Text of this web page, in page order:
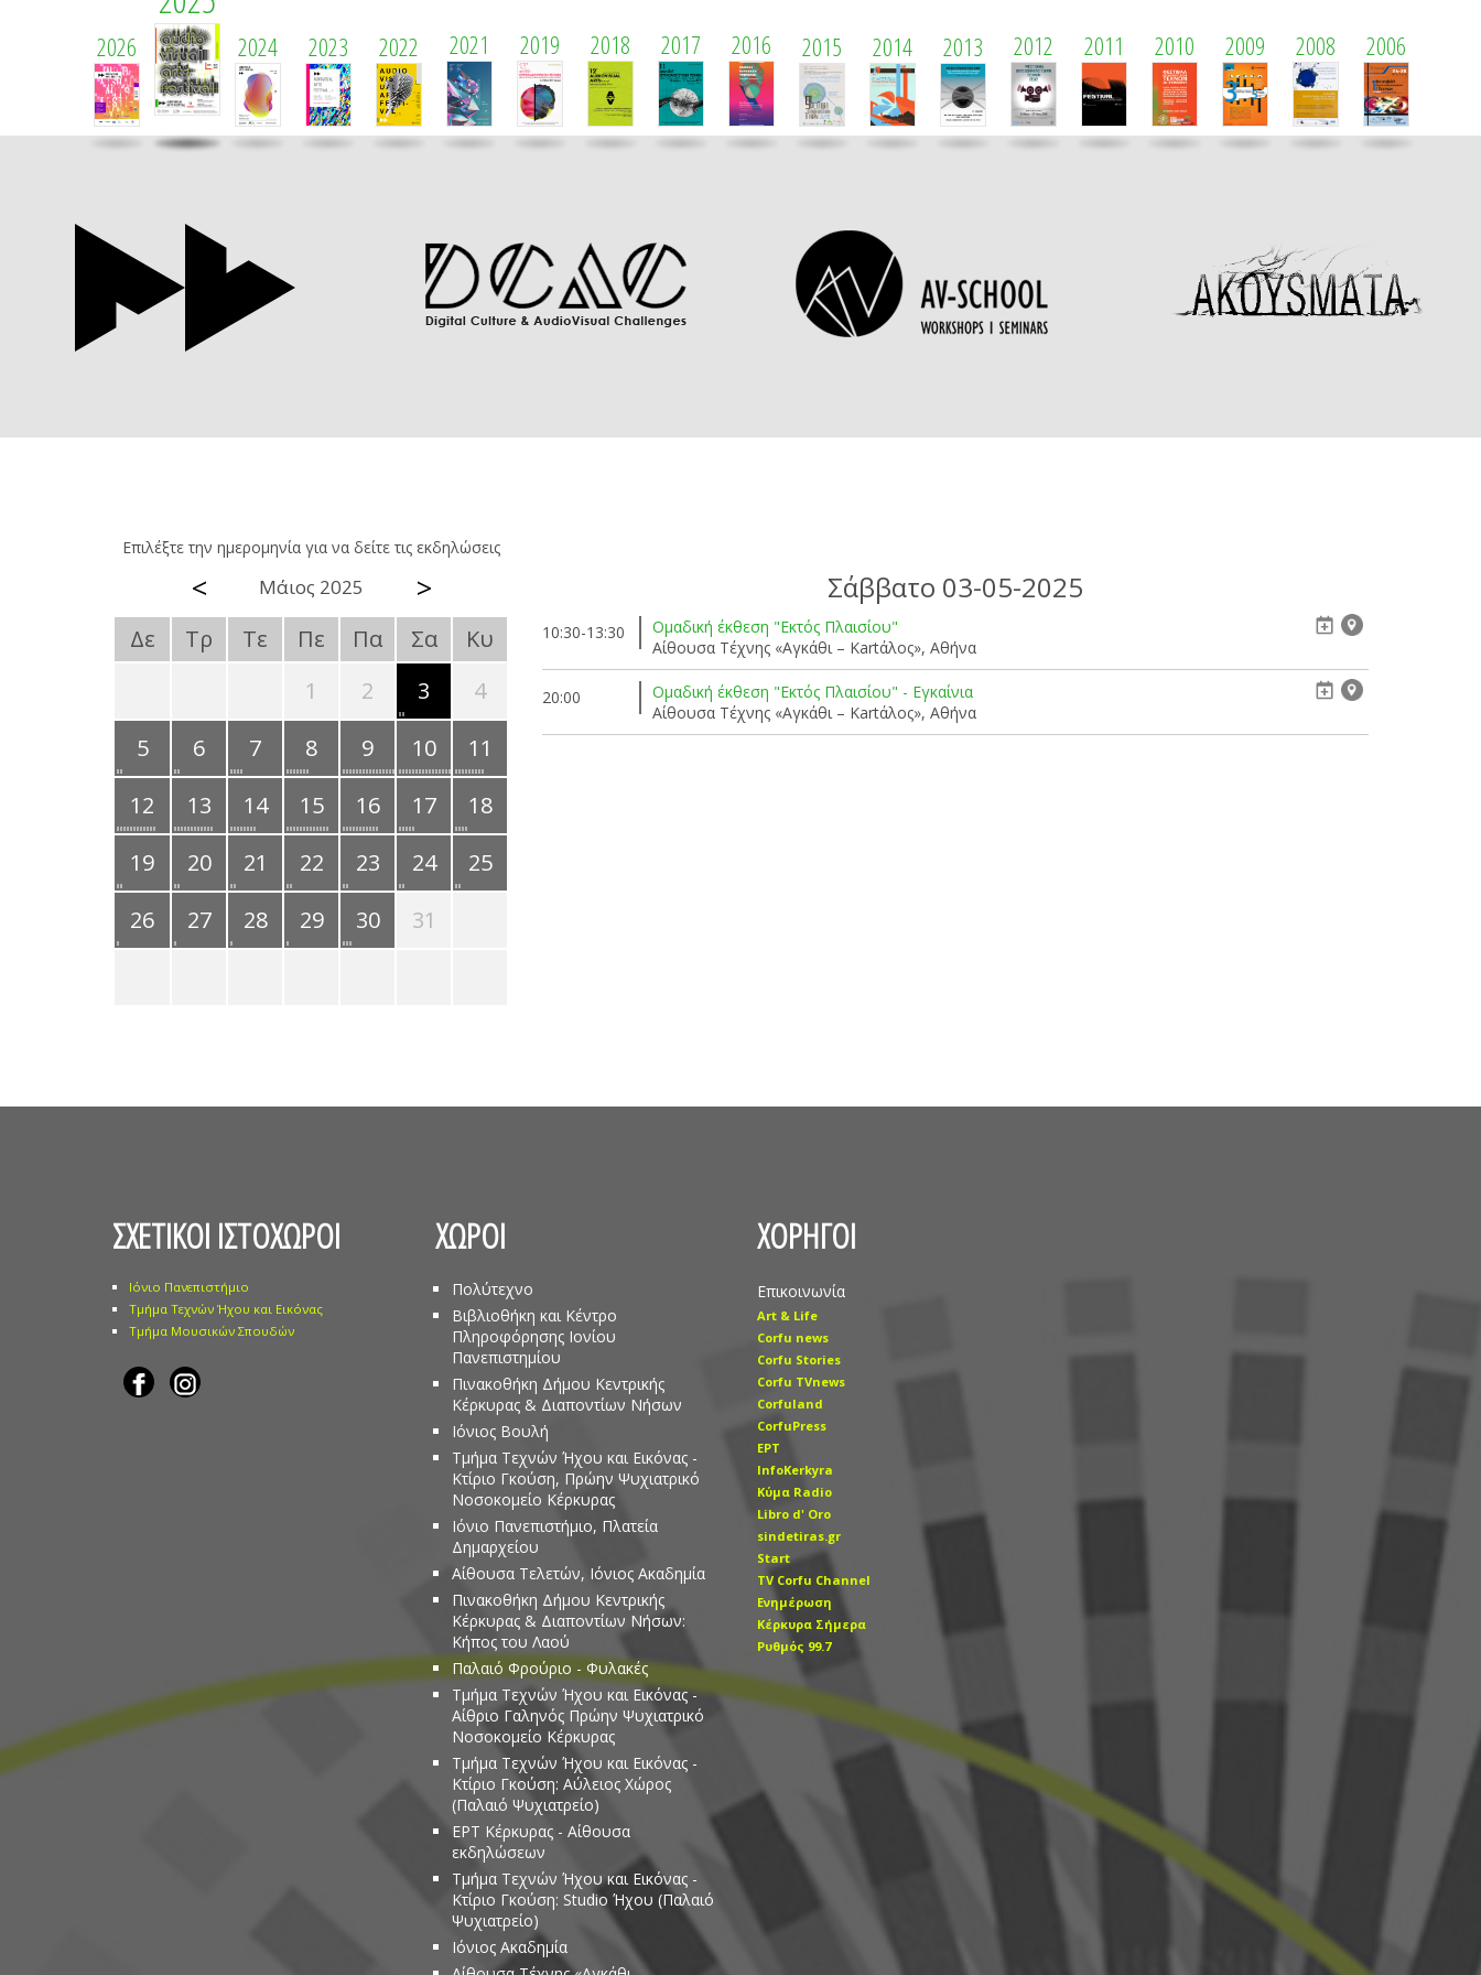
2026 2024 2023 2022 2021 2019 2018 2017 2016 2015 2014 2013 2012 2011 2010 2009 2008 2006
Επιλέξτε την ημερομηνία για να δείτε τις εκδηλώσεις
< Μάιος 2025 >
Δε Τρ Τε Πε Πα Σα
Κυ
1
2 3
4
5
6 7 8 9 10
11
12
13 14 15 16 17
18
19
20 21 22 23 24
25
26
27 28 29 30 31
Σάββατο 03-05-2025
10:30-13:30
Ομαδική έκθεση "Εκτός Πλαισίου"
Αίθουσα Τέχνης «Αγκάθι – Kartάλος», Αθήνα
20:00
Ομαδική έκθεση "Εκτός Πλαισίου" - Εγκαίνια
Αίθουσα Τέχνης «Αγκάθι – Kartάλος», Αθήνα
ΣΧΕΤΙΚΟΙ ΙΣΤΟΧΩΡΟΙ
Ιόνιο Πανεπιστήμιο
Τμήμα Τεχνών Ήχου και Εικόνας
Τμήμα Μουσικών Σπουδών
ΧΩΡΟΙ
Πολύτεχνο
Βιβλιοθήκη και Κέντρο
Πληροφόρησης Ιονίου
Πανεπιστημίου
Πινακοθήκη Δήμου Κεντρικής
Κέρκυρας & Διαποντίων Νήσων
Ιόνιος Βουλή
Τμήμα Τεχνών Ήχου και Εικόνας -
Κτίριο Γκούση, Πρώην Ψυχιατρικό
Νοσοκομείο Κέρκυρας
Ιόνιο Πανεπιστήμιο, Πλατεία
Δημαρχείου
Αίθουσα Τελετών, Ιόνιος Ακαδημία
Πινακοθήκη Δήμου Κεντρικής
Κέρκυρας & Διαποντίων Νήσων:
Κήπος του Λαού
Παλαιό Φρούριο - Φυλακές
Τμήμα Τεχνών Ήχου και Εικόνας -
Αίθριο Γαληνός Πρώην Ψυχιατρικό
Νοσοκομείο Κέρκυρας
Τμήμα Τεχνών Ήχου και Εικόνας -
Κτίριο Γκούση: Αύλειος Χώρος
(Παλαιό Ψυχιατρείο)
ΕΡΤ Κέρκυρας - Αίθουσα
εκδηλώσεων
Τμήμα Τεχνών Ήχου και Εικόνας -
Κτίριο Γκούση: Studio Ήχου (Παλαιό
Ψυχιατρείο)
Ιόνιος Ακαδημία
ΧΟΡΗΓΟΙ
Επικοινωνία
Art & Life
Corfu news
Corfu Stories
Corfu TVnews
Corfuland
CorfuPress
EΡT
InfoKerkyra
Kύμα Radio
Libro d' Οro
sindetiras.gr
Start
TV Corfu Channel
Ενημέρωση
Κέρκυρα Σήμερα
Ρυθμός 99.7